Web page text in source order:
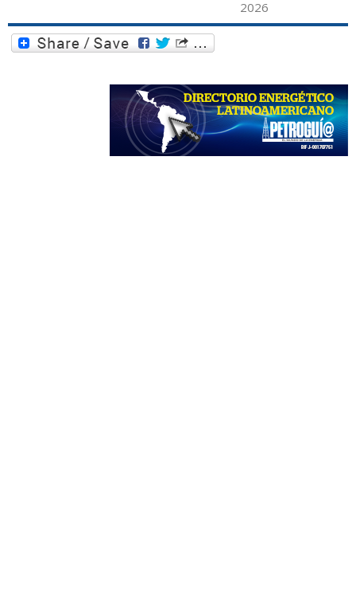
2026